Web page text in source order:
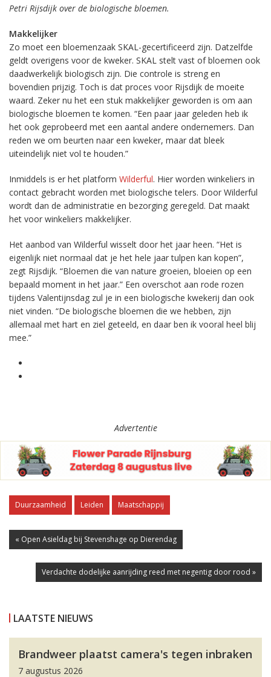
Petri Rijsdijk over de biologische bloemen.
Makkelijker
Zo moet een bloemenzaak SKAL-gecertificeerd zijn. Datzelfde
geldt overigens voor de kweker. SKAL stelt vast of bloemen ook
daadwerkelijk biologisch zijn. Die controle is streng en
bovendien prijzig. Toch is dat proces voor Rijsdijk de moeite
waard. Zeker nu het een stuk makkelijker geworden is om aan
biologische bloemen te komen. “Een paar jaar geleden heb ik
het ook geprobeerd met een aantal andere ondernemers. Dan
reden we om beurten naar een kweker, maar dat bleek
uiteindelijk niet vol te houden.”
Inmiddels is er het platform Wilderful. Hier worden winkeliers in
contact gebracht worden met biologische telers. Door Wilderful
wordt dan de administratie en bezorging geregeld. Dat maakt
het voor winkeliers makkelijker.
Het aanbod van Wilderful wisselt door het jaar heen. “Het is
eigenlijk niet normaal dat je het hele jaar tulpen kan kopen”,
zegt Rijsdijk. “Bloemen die van nature groeien, bloeien op een
bepaald moment in het jaar.” Een overschot aan rode rozen
tijdens Valentijnsdag zul je in een biologische kwekerij dan ook
niet vinden. “De biologische bloemen die we hebben, zijn
allemaal met hart en ziel geteeld, en daar ben ik vooral heel blij
mee.”
Advertentie
Duurzaamheid Leiden Maatschappij
« Open Asieldag bij Stevenshage op Dierendag
Verdachte dodelijke aanrijding reed met negentig door rood »
LAATSTE NIEUWS
Brandweer plaatst camera's tegen inbraken
7 augustus 2026